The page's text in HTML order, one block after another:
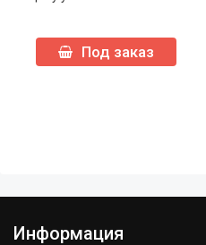
Под заказ
Информация